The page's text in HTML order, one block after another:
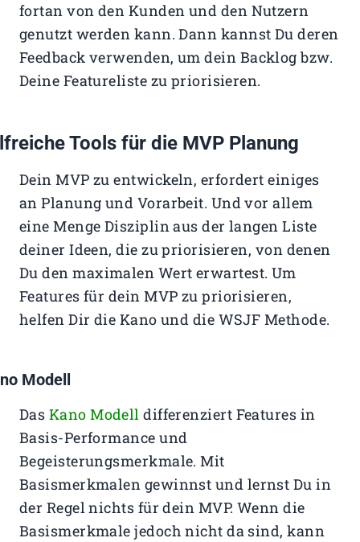
fortan von den Kunden und den Nutzern
genutzt werden kann. Dann kannst Du deren
Feedback verwenden, um dein Backlog bzw.
Deine Featureliste zu priorisieren.
Tools für die MVP Planung
Dein MVP zu entwickeln, erfordert einiges
an Planung und Vorarbeit. Und vor allem
eine Menge Disziplin aus der langen Liste
deiner Ideen, die zu priorisieren, von denen
Du den maximalen Wert erwartest. Um
Features für dein MVP zu priorisieren,
helfen Dir die Kano und die WSJF Methode.
Modell
Das Kano Modell differenziert Features in
Basis-Performance und
Begeisterungsmerkmale. Mit
Basismerkmalen gewinnst und lernst Du in
der Regel nichts für dein MVP. Wenn die
Basismerkmale jedoch nicht da sind, kann